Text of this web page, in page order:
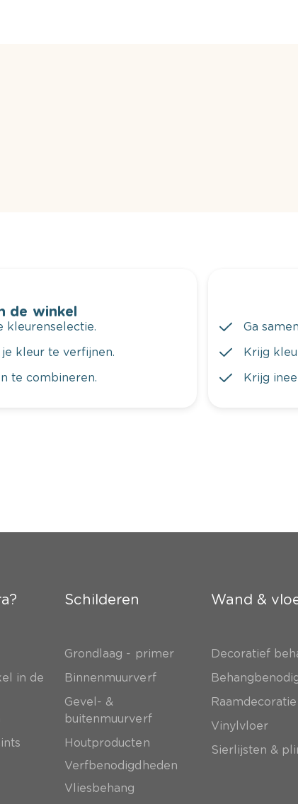
de winkel
kleurenselectie.
kleur te verfijnen.
te combineren.
Ga
Krijg
Krijg
in de
Schilderen
Grondlaag - primer
Binnenmuurverf
Gevel- &
buitenmuurverf
Houtproducten
Verfbenodigdheden
Vliesbehang
Wand &
Decoratief
Raamdecoratie
Vinylvloer
Sierlijsten &